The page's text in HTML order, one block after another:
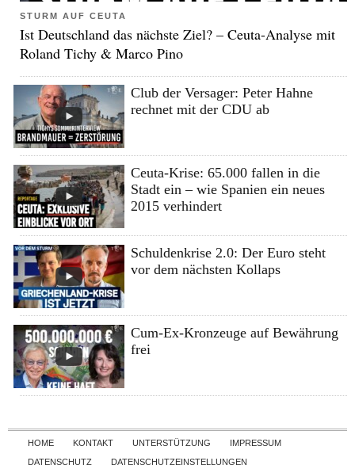
STURM AUF CEUTA
Ist Deutschland das nächste Ziel? – Ceuta-Analyse mit
Roland Tichy & Marco Pino
Club der Versager: Peter Hahne
rechnet mit der CDU ab
Ceuta-Krise: 65.000 fallen in die
Stadt ein – wie Spanien ein neues
2015 verhindert
Schuldenkrise 2.0: Der Euro steht
vor dem nächsten Kollaps
Cum-Ex-Kronzeuge auf Bewährung
frei
Skip to content
HOME KONTAKT UNTERSTÜTZUNG
IMPRESSUM
DATENSCHUTZ
DATENSCHUTZEINSTELLUNGEN